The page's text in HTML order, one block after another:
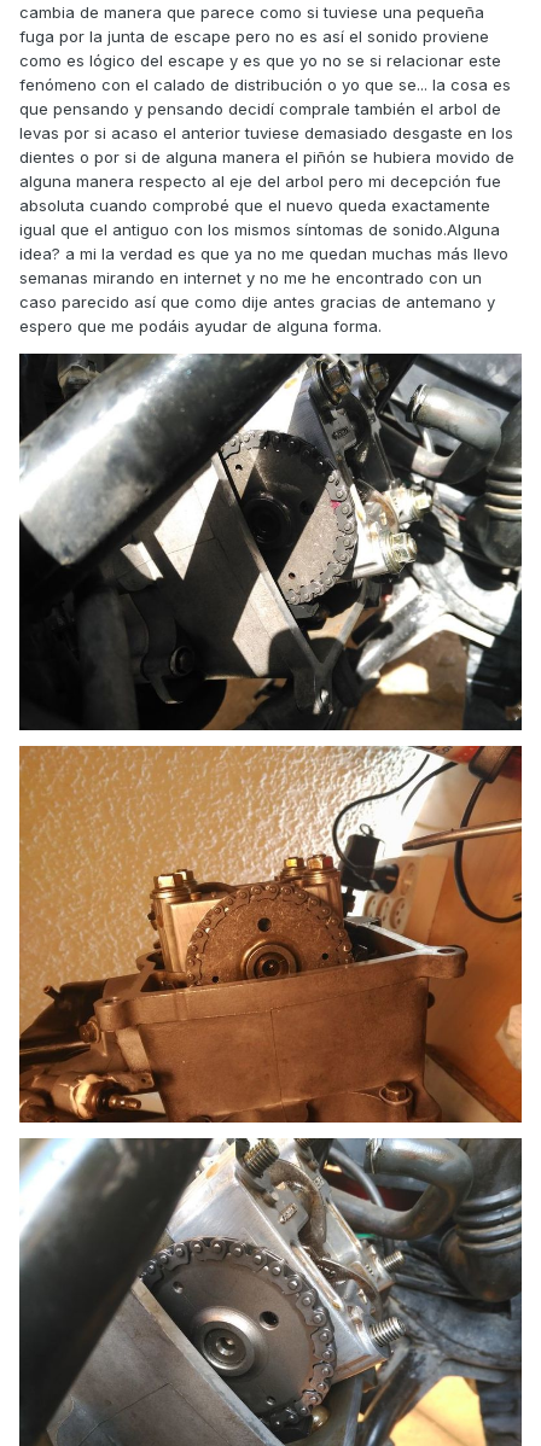
cambia de manera que parece como si tuviese una pequeña
fuga por la junta de escape pero no es así el sonido proviene
como es lógico del escape y es que yo no se si relacionar este
fenómeno con el calado de distribución o yo que se... la cosa es
que pensando y pensando decidí comprale también el arbol de
levas por si acaso el anterior tuviese demasiado desgaste en los
dientes o por si de alguna manera el piñón se hubiera movido de
alguna manera respecto al eje del arbol pero mi decepción fue
absoluta cuando comprobé que el nuevo queda exactamente
igual que el antiguo con los mismos síntomas de sonido.Alguna
idea? a mi la verdad es que ya no me quedan muchas más llevo
semanas mirando en internet y no me he encontrado con un
caso parecido así que como dije antes gracias de antemano y
espero que me podáis ayudar de alguna forma.